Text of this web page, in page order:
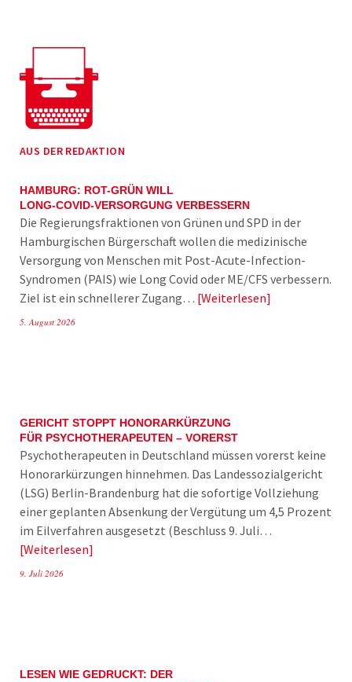
AUS DER REDAKTION
HAMBURG: ROT-GRÜN WILL
LONG-COVID-VERSORGUNG VERBESSERN
Die Regierungsfraktionen von Grünen und SPD in der
Hamburgischen Bürgerschaft wollen die medizinische
Versorgung von Menschen mit Post-Acute-Infection-
Syndromen (PAIS) wie Long Covid oder ME/CFS verbessern.
Ziel ist ein schnellerer Zugang… Weiterlesen
5. August 2026
GERICHT STOPPT HONORARKÜRZUNG
FÜR PSYCHOTHERAPEUTEN – VORERST
Psychotherapeuten in Deutschland müssen vorerst keine
Honorarkürzungen hinnehmen. Das Landessozialgericht
(LSG) Berlin-Brandenburg hat die sofortige Vollziehung
einer geplanten Absenkung der Vergütung um 4,5 Prozent
im Eilverfahren ausgesetzt (Beschluss 9. Juli…
Weiterlesen
9. Juli 2026
LESEN WIE GEDRUCKT: DER